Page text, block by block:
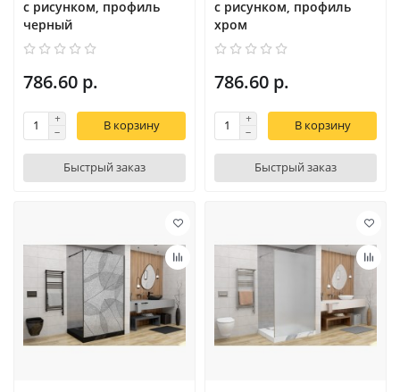
с рисунком, профиль
черный
786.60 р.
В корзину
Быстрый заказ
с рисунком, профиль
хром
786.60 р.
В корзину
Быстрый заказ